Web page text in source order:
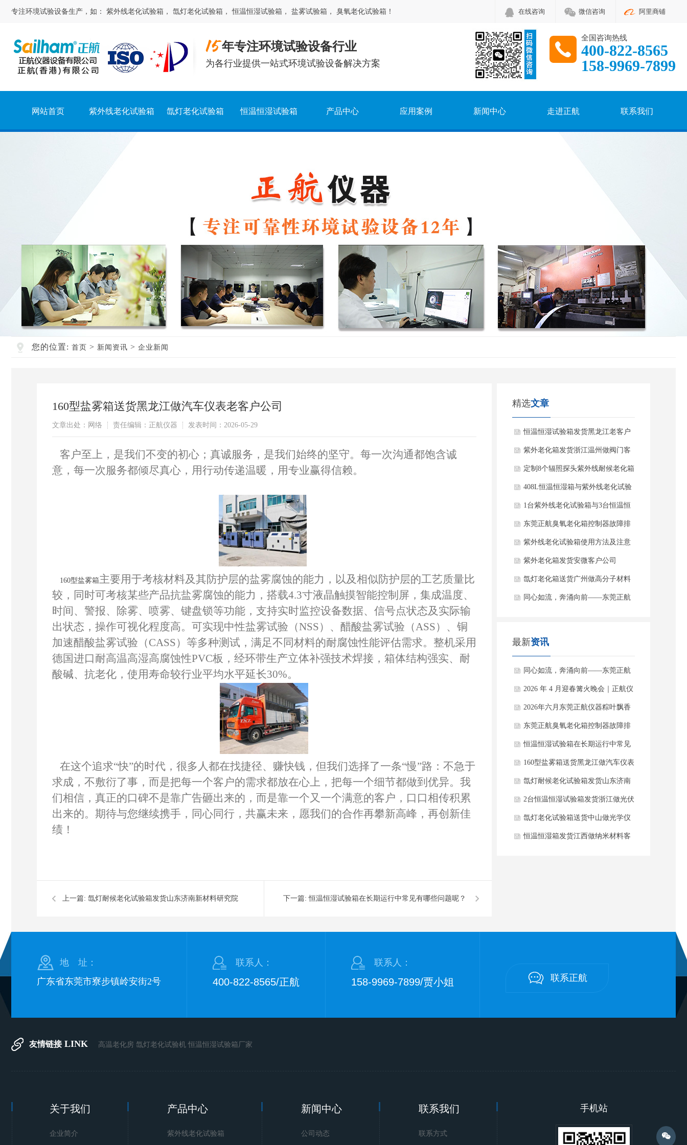
专注环境试验设备生产，如： 紫外线老化试验箱 ， 氙灯老化试验箱 ，恒温恒湿试验箱 ， 盐雾试验箱 ， 臭氧老化试验箱 ！ 在线咨询 微信咨询 阿里商铺
年专注环境试验设备行业
为各行业提供一站式环境试验设备解决方案
全国咨询热线
400-822-8565
158-9969-7899
网站首页 紫外线老化试验箱 氙灯老化试验箱 恒温恒湿试验箱 产品中心 应用案例 新闻中心 走进正航 联系我们
您的位置: 首页 > 新闻资讯 > 企业新闻
160型盐雾箱送货黑龙江做汽车仪表老客户公司
文章出处：网络 责任编辑：正航仪器 发表时间：2026-05-29
客户至上，是我们不变的初心；真诚服务，是我们始终的坚守。每一次沟通都饱含诚
意，每一次服务都倾尽真心，用行动传递温暖，用专业赢得信赖。
160型盐雾箱主要用于考核材料及其防护层的盐雾腐蚀的能力，以及相似防护层的工艺质量比
较，同时可考核某些产品抗盐雾腐蚀的能力，搭载4.3寸液晶触摸智能控制屏，集成温度、
时间、警报、除雾、喷雾、键盘锁等功能，支持实时监控设备数据、信号点状态及实际输
出状态，操作可视化程度高。可实现中性盐雾试验（NSS）、醋酸盐雾试验（ASS）、铜
加速醋酸盐雾试验（CASS）等多种测试，满足不同材料的耐腐蚀性能评估需求。整机采用
德国进口耐高温高湿高腐蚀性PVC板，经环带生产立体补强技术焊接，箱体结构强实、耐
酸碱、抗老化，使用寿命较行业平均水平延长30%。
在这个追求“快”的时代，很多人都在找捷径、赚快钱，但我们选择了一条“慢”路：不急于
求成，不敷衍了事，而是把每一个客户的需求都放在心上，把每一个细节都做到 优异。我
们相信，真正的口碑不是靠广告砸出来的，而是靠一个又一个满意的客户，口口相传积累
出来的。 期待与您继续携手，同心同行，共赢未来，愿我们的合作再攀新高峰，再创新佳
绩！
上一篇: 氙灯耐候老化试验箱发货山东济南新材料研究院 下一篇:恒温恒湿试验箱在长期运行中常见有哪些问题呢？
精选文章
恒温恒湿试验箱发货黑龙江老客户
公司
紫外老化箱发货浙江温州做阀门客
户公司
定制8个辐照探头紫外线耐候老化箱
配超纯水系统发货杭州电梯客户
408L恒温恒湿箱与紫外线老化试验
箱发货安徽客户公司
1台紫外线老化试验箱与3台恒温恒
湿试验箱送货深圳客户公司
东莞正航臭氧老化箱控制器故障排
查与售后服务指南
紫外线老化试验箱使用方法及注意
事项
紫外老化箱发货安微客户公司
氙灯老化箱送货广州做高分子材料
上市公司
同心如流，奔涌向前——东莞正航
最新资讯
同心如流，奔涌向前——东莞正航
仪器业务部2026年七月团建纪
2026 年 4 月迎春篝火晚会｜正航仪
器销售精英 ×SMT
2026年六月东莞正航仪器粽叶飘香
迎端午 温情聚力暖团队
东莞正航臭氧老化箱控制器故障排
查与售后服务指南
恒温恒湿试验箱在长期运行中常见
有哪些问题呢？
160型盐雾箱送货黑龙江做汽车仪表
老客户公司
氙灯耐候老化试验箱发货山东济南
新材料研究院
2台恒温恒湿试验箱发货浙江做光伏
产品客户公司
氙灯老化试验箱送货中山做光学仪
器客户公司
恒温恒湿箱发货江西做纳米材料客
地 址：
广东省东莞市寮步镇岭安街2号
联系人：
400-822-8565/正航
联系人：
158-9969-7899/贾小姐 联系正航
友情链接 LINK 高温老化房 氙灯老化试验机 恒温恒湿试验箱厂家
关于我们
企业简介
产品中心
紫外线老化试验箱
新闻中心
公司动态
联系我们
联系方式
手机站 手机站